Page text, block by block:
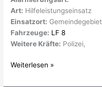
Art: Hilfeleistungseinsatz
Einsatzort: Gemeindegebiet
Fahrzeuge: LF 8
Weitere Kräfte: Polizei,
Weiterlesen »